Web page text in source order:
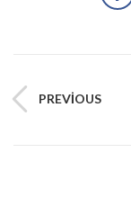
PREVIOUS